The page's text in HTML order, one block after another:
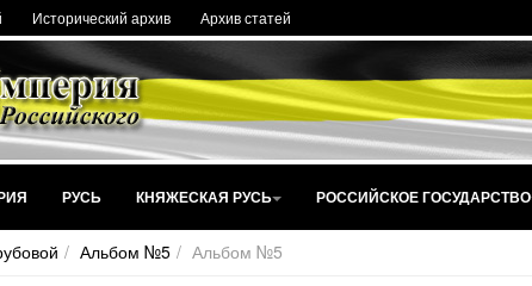
Исторический архив Архив статей
РУСЬ КНЯЖЕСКАЯ РУСЬ РОССИЙСКОЕ ГОСУДАРСТВО
Альбом №5 Альбом №5